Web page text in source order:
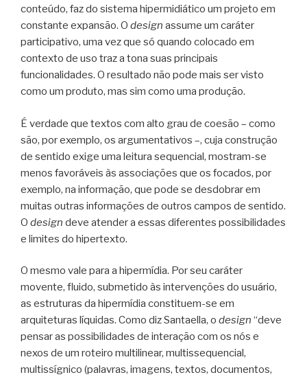
conteúdo, faz do sistema hipermidiático um projeto em
constante expansão. O design assume um caráter
participativo, uma vez que só quando colocado em
contexto de uso traz a tona suas principais
funcionalidades. O resultado não pode mais ser visto
como um produto, mas sim como uma produção.
É verdade que textos com alto grau de coesão – como
são, por exemplo, os argumentativos –, cuja construção
de sentido exige uma leitura sequencial, mostram-se
menos favoráveis às associações que os focados, por
exemplo, na informação, que pode se desdobrar em
muitas outras informações de outros campos de sentido.
O design deve atender a essas diferentes possibilidades
e limites do hipertexto.
O mesmo vale para a hipermídia. Por seu caráter
movente, fluido, submetido às intervenções do usuário,
as estruturas da hipermídia constituem-se em
arquiteturas líquidas. Como diz Santaella, o design “deve
pensar as possibilidades de interação com os nós e
nexos de um roteiro multilinear, multissequencial,
multissígnico (palavras, imagens, textos, documentos,